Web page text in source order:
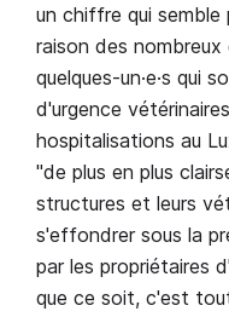
un chiffre qui
raison des
quelques-un·e·s qui
d'urgence
hospitalisations au
"de plus en plus
structures et leurs
s'effondrer sous la
par les propriétaires
que ce soit, c'est